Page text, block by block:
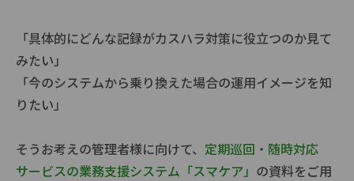
「具体的にどんな記録がカスハラ対策に役立つのか見て
みたい」
「今のシステムから乗り換えた場合の運用イメージを知
りたい」
そうお考えの管理者様に向けて、 定期巡回・随時対応
サービスの業務支援システム「スマケア」 の資料をご用